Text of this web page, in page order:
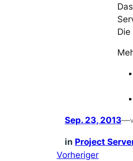
Sep. 23, 2013—
in Project
Vorheriger